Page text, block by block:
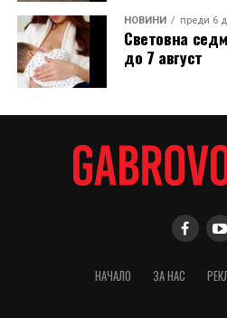
видят в детайли как се
НОВИНИ преди 6
Световна
до 7 август
НАЧАЛО ЗА НАС